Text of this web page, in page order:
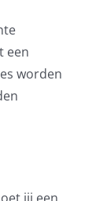
een
worden